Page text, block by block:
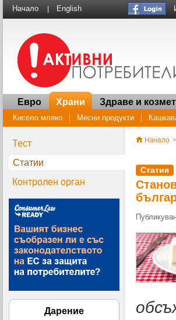
Начало English
Евро Храни
Кисело мляко Месни продукти
Здраве и
Тест
Статии
Контролен орган
Дарение
Начало >
Статия